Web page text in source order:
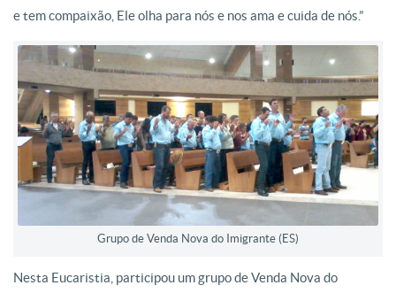
e tem compaixão, Ele olha para nós e nos ama e cuida de nós.”
Grupo de Venda Nova do Imigrante (ES)
Nesta Eucaristia, participou um grupo de Venda Nova do